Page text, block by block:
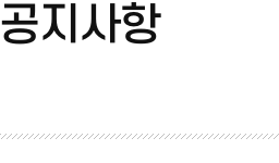
공지사항